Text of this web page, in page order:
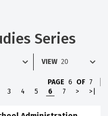
Series
VIEW
PAGE 6 OF 7
3 4 5 6 7 > >|